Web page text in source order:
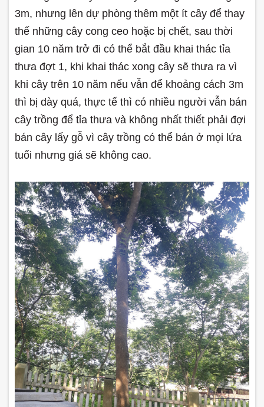
3m, nhưng lên dự phòng thêm một ít cây để thay
thế những cây cong ceo hoặc bị chết, sau thời
gian 10 năm trở đi có thể bắt đầu khai thác tỉa
thưa đợt 1, khi khai thác xong cây sẽ thưa ra vì
khi cây trên 10 năm nếu vẫn để khoảng cách 3m
thì bị dày quá, thực tế thì có nhiều người vẫn bán
cây trồng để tỉa thưa và không nhất thiết phải đợi
bán cây lấy gỗ vì cây trồng có thể bán ở mọi lứa
tuổi nhưng giá sẽ không cao.